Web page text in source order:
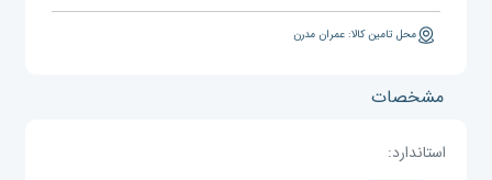
محل تامین کالا: عمران مدرن
مشخصات
استاندارد: